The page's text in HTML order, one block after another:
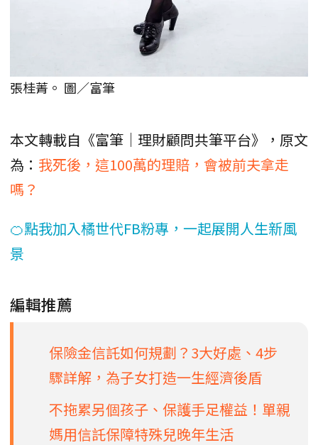
張桂菁。 圖／富筆
本文轉載自《富筆｜理財顧問共筆平台》，原文
為： 我死後，這100萬的理賠，會被前夫拿走
嗎？
🍊點我加入橘世代FB粉專，一起展開人生新風
景
編輯推薦
保險金信託如何規劃？3大好處、4步
驟詳解，為子女打造一生經濟後盾
不拖累另個孩子、保護手足權益！單親
媽用信託保障特殊兒晚年生活